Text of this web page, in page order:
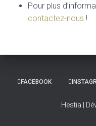
Pour plus
contactez-nous !
FACEBOOK
Hestia |